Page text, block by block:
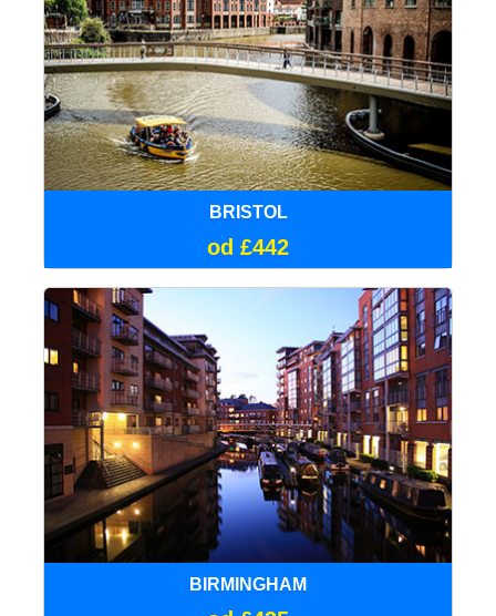
BRISTOL
od £442
BIRMINGHAM